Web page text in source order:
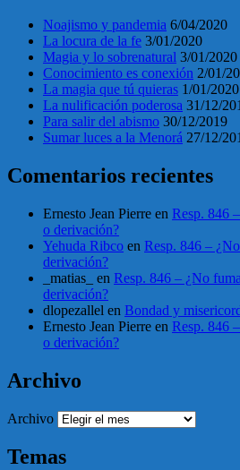
Noajismo y pandemia 6/04/2020
La locura de la fe 3/01/2020
Magia y lo sobrenatural 3/01/2020
Conocimiento es conexión 2/01/
La magia que tú quieras 1/01/2020
La nulificación poderosa 31/12/
Para salir del abismo 30/12/2019
Sumar luces a la Menorá 27/12/
Comentarios recientes
Ernesto Jean Pierre en Resp. 846
o derivación?
Yehuda Ribco en Resp. 846 –
derivación?
_matias_
en Resp. 846 – ¿No
derivación?
dlopezallel en Bondad y
Ernesto Jean Pierre en Resp. 846
o derivación?
Archivo
Archivo
Temas